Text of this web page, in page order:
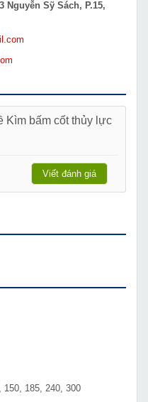
Nguyễn Sỹ Sách, P.15,
Kìm bấm cốt thủy lực
Viết đánh giá
150, 185, 240, 300